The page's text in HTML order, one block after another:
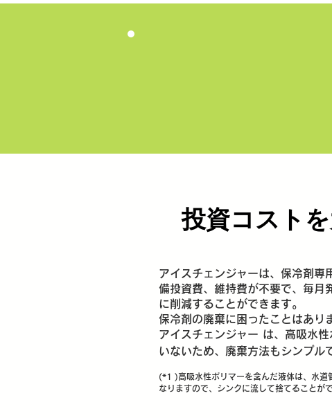
投資コスト
アイスチェンジャーは、保冷剤専
備投資費、維持費が不要で、毎月
に削減することができます。
保冷剤の廃棄に困ったことはあり
アイスチェンジャー は、高吸水性
いないため、廃棄方法もシンプル
​(*1 )高吸水性ポリマーを含んだ液体は、水道
なりますので、シンクに流して捨てることが